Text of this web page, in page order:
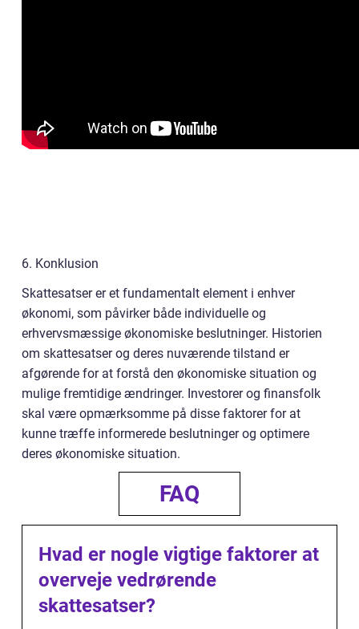
6. Konklusion
Skattesatser er et fundamentalt element i enhver
økonomi, som påvirker både individuelle og
erhvervsmæssige økonomiske beslutninger. Historien
om skattesatser og deres nuværende tilstand er
afgørende for at forstå den økonomiske situation og
mulige fremtidige ændringer. Investorer og finansfolk
skal være opmærksomme på disse faktorer for at
kunne træffe informerede beslutninger og optimere
deres økonomiske situation.
FAQ
Hvad er nogle vigtige faktorer at
overveje vedrørende
skattesatser?